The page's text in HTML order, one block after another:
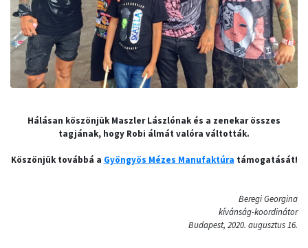
Hálásan köszönjük Maszler Lászlónak és a zenekar összes
tagjának, hogy Robi álmát valóra váltották.
Köszönjük továbbá a Gyöngyös Mézes Manufaktúra támogatását!
Beregi Georgina
kívánság-koordinátor
Budapest, 2020. augusztus 16.